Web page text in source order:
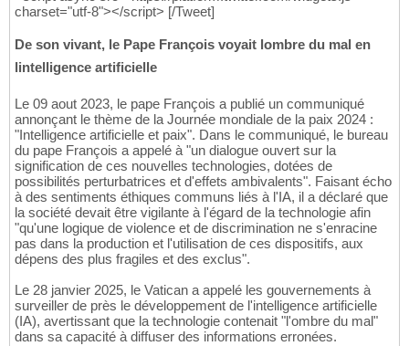
charset="utf-8"></script> [/Tweet]
De son vivant, le Pape François voyait lombre du mal en
lintelligence artificielle
Le 09 aout 2023, le pape François a publié un communiqué
annonçant le thème de la Journée mondiale de la paix 2024 :
"Intelligence artificielle et paix". Dans le communiqué, le bureau
du pape François a appelé à "un dialogue ouvert sur la
signification de ces nouvelles technologies, dotées de
possibilités perturbatrices et d'effets ambivalents". Faisant écho
à des sentiments éthiques communs liés à l'IA, il a déclaré que
la société devait être vigilante à l'égard de la technologie afin
"qu'une logique de violence et de discrimination ne s'enracine
pas dans la production et l'utilisation de ces dispositifs, aux
dépens des plus fragiles et des exclus".
Le 28 janvier 2025, le Vatican a appelé les gouvernements à
surveiller de près le développement de l'intelligence artificielle
(IA), avertissant que la technologie contenait "l'ombre du mal"
dans sa capacité à diffuser des informations erronées.